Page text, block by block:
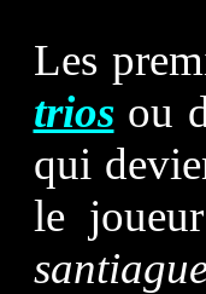
Les
triosou
qui
le